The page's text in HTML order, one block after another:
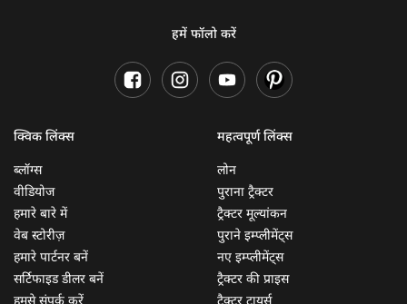
हमें फॉलो करें
क्विक लिंक्स
ब्लॉग्स
वीडियोज
हमारे बारे में
वेब स्टोरीज़
हमारे पार्टनर बनें
सर्टिफाइड डीलर बनें
महत्वपूर्ण लिंक्स
लोन
पुराना ट्रैक्टर
ट्रैक्टर मूल्यांकन
पुराने इम्प्लीमेंट्स
नए इम्प्लीमेंट्स
ट्रैक्टर की प्राइस